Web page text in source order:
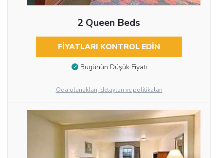
2 Queen Beds
FIYATLARI KONTROL EDIN
Bugünün Düşük Fiyatı
Oda olanakları, detayları ve politikaları